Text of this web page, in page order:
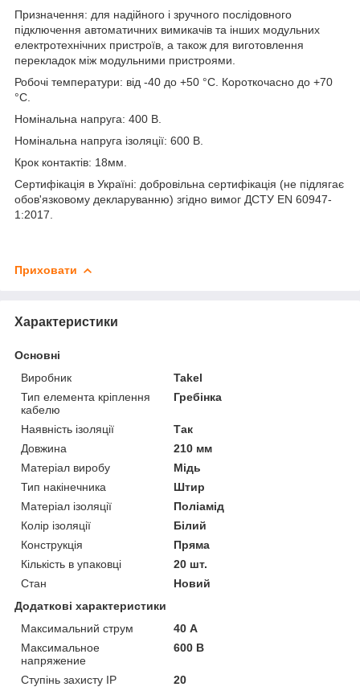
Призначення: для надійного і зручного послідовного
підключення автоматичних вимикачів та інших модульних
електротехнічних пристроїв, а також для виготовлення
перекладок між модульними пристроями.
Робочі температури: від -40 до +50 °С. Короткочасно до +70
°С.
Номінальна напруга: 400 В.
Номінальна напруга ізоляції: 600 В.
Крок контактів: 18мм.
Сертифікація в Україні: добровільна сертифікація (не підлягає
обов'язковому декларуванню) згідно вимог ДСТУ EN 60947-
1:2017.
Приховати
Характеристики
Основні
Виробник
Takel
Тип елемента кріплення
кабелю
Гребінка
Наявність ізоляції
Так
Довжина
210 мм
Матеріал виробу
Мідь
Тип накінечника
Штир
Матеріал ізоляції
Поліамід
Колір ізоляції
Білий
Конструкція
Пряма
Кількість в упаковці
20 шт.
Стан
Новий
Додаткові характеристики
Максимальний струм
40 А
Максимальное
напряжение
600 В
Ступінь захисту IP 20